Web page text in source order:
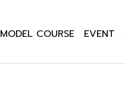
MODEL COURSE EVENT